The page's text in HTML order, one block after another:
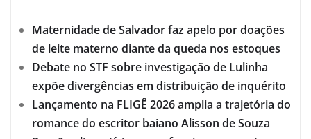
Maternidade de Salvador faz apelo por doações
de leite materno diante da queda nos estoques
Debate no STF sobre investigação de Lulinha
expõe divergências em distribuição de inquérito
Lançamento na FLIGÊ 2026 amplia a trajetória do
romance do escritor baiano Alisson de Souza